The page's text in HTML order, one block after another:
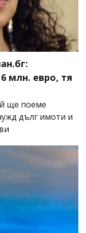
млн. евро, тя
ще поеме
дълг имоти и